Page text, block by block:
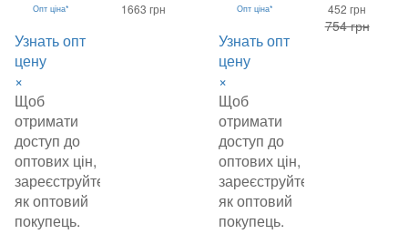
Опт ціна*
Узнать опт
цену
×
Щоб
отримати
доступ до
оптових цін,
зареєструйтеся
як оптовий
покупець.
1663 грн Опт ціна*
Узнать опт
цену
×
Щоб
отримати
доступ до
оптових цін,
зареєструйтеся
як оптовий
покупець.
452 грн
754 грн